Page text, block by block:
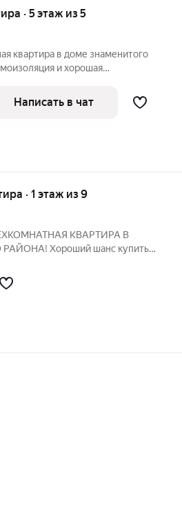
· 5 этаж из 5
квартира в доме знаменитого
и хорошая
Написать в чат
· 1 этаж из 9
КВАРТИРА В
Хороший шанс купить
47. Квартира удобной